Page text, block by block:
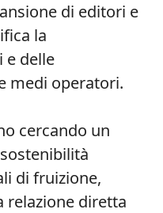
di editori e
la
e delle
medi operatori.
cercando un
di fruizione,
relazione diretta